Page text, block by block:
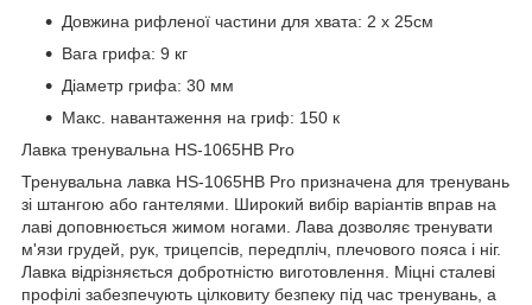
Довжина рифленої частини для хвата: 2 х 25см
Вага грифа: 9 кг
Діаметр грифа: 30 мм
Макс. навантаження на гриф: 150 к
Лавка тренувальна HS-1065HB Pro
Тренувальна лавка HS-1065HB Pro призначена для тренувань
зі штангою або гантелями. Широкий вибір варіантів вправ на
лаві доповнюється жимом ногами. Лава дозволяє тренувати
м'язи грудей, рук, трицепсів, передпліч, плечового пояса і ніг.
Лавка відрізняється добротністю виготовлення. Міцні сталеві
профілі забезпечують цілковиту безпеку під час тренувань, а